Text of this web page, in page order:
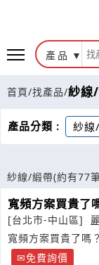
產品
首頁/找產品/紗線
產品分類 : 紗線
紗線/緞帶(約有77
寬頻方案買貴了
[台北市-中山區]
寬頻方案買貴了嗎
量 免費詢價